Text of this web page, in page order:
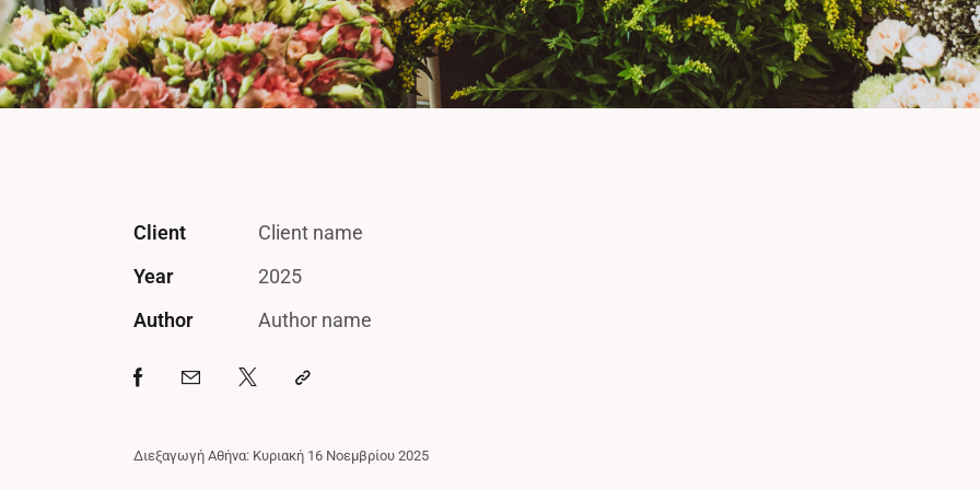
Client
Client name
Year
2025
Author
Author name
Διεξαγωγή Αθήνα: Κυριακή 16 Νοεμβρίου 2025